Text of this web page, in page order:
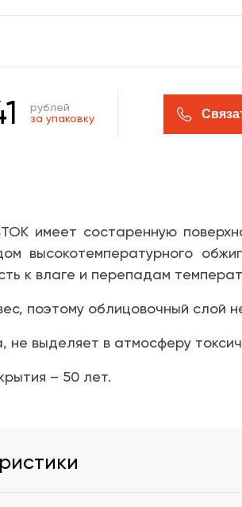
рублей
за упаковку
имеет состаренную
высокотемпературного
к влаге и перепадам
поэтому облицовочный слой
не выделяет в атмосферу
– 50 лет.